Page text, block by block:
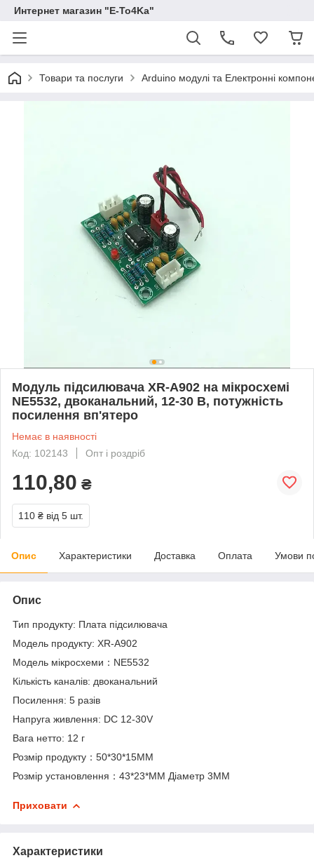
Интернет магазин "E-To4Ka"
Товари та послуги Arduino модулі та Електронні
Модуль підсилювача XR-A902 на мікросхемі
NE5532, двоканальний, 12-30 В, потужність
посилення вп'ятеро
Немає в наявності
Код: 102143
Опт і роздріб
110,80 ₴
110 ₴ від 5 шт.
Опис Характеристики Доставка Оплата Умови
Опис
Тип продукту: Плата підсилювача
Модель продукту: XR-A902
Модель мікросхеми：NE5532
Кількість каналів: двоканальний
Посилення: 5 разів
Напруга живлення: DC 12-30V
Вага нетто: 12 г
Розмір продукту：50*30*15MM
Розмір установлення：43*23*MM Діаметр 3MM
Приховати
Характеристики